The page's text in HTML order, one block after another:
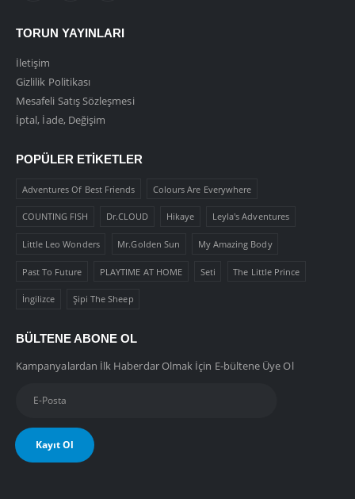
TORUN YAYINLARI
İletişim
Gizlilik Politikası
Mesafeli Satış Sözleşmesi
İptal, İade, Değişim
POPÜLER ETIKETLER
Adventures Of Best Friends Colours Are Everywhere
COUNTING FISH Dr.CLOUD Hikaye Leyla's Adventures
Little Leo Wonders Mr.Golden Sun My Amazing Body
Past To Future PLAYTIME AT HOME Seti The Little Prince
İngilizce Şipi The Sheep
BÜLTENE ABONE OL
Kampanyalardan İlk Haberdar Olmak İçin E-bültene Üye Ol